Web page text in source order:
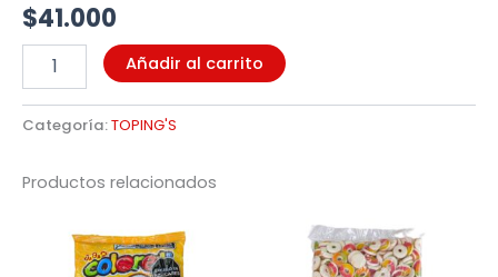
$41.000
Añadir al carrito
Categoría:TOPING'S
Productos relacionados